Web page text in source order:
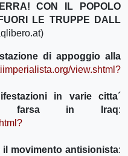
CON IL POPOLO
LE TRUPPE DALL
di appoggio alla
view.shtml?
in varie citta´
farsa in Iraq:
movimento antisionista: